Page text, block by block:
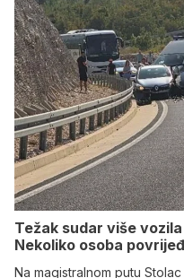
Težak sudar više
Nekoliko osoba
Na magistralnom putu